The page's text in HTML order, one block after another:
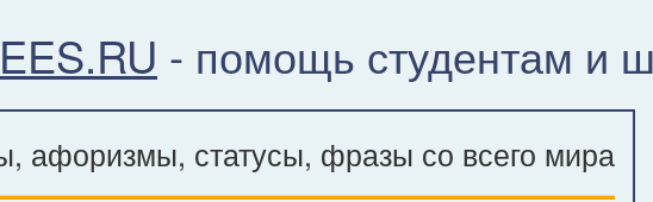
- помощь студентам и
афоризмы, статусы, фразы со всего мира